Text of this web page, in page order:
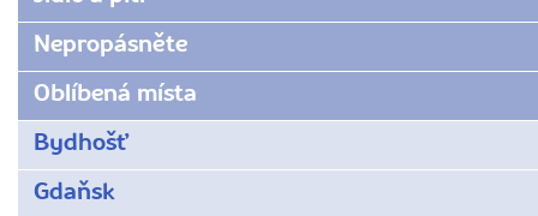
Nepropásněte
Oblíbená místa
Bydhošť
Gdaňsk